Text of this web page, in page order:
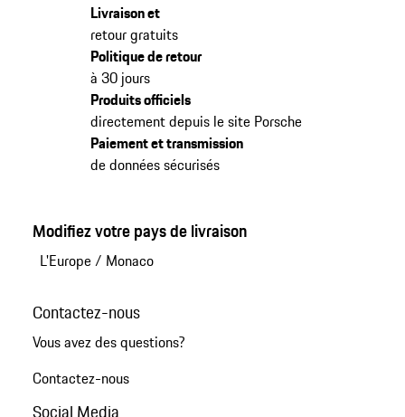
Livraison et
retour gratuits
Politique de retour
à 30 jours
Produits officiels
directement depuis le site Porsche
Paiement et transmission
de données sécurisés
Modifiez votre pays de livraison
L'Europe/ Monaco
Contactez-nous
Vous avez des questions?
Contactez-nous
Social Media